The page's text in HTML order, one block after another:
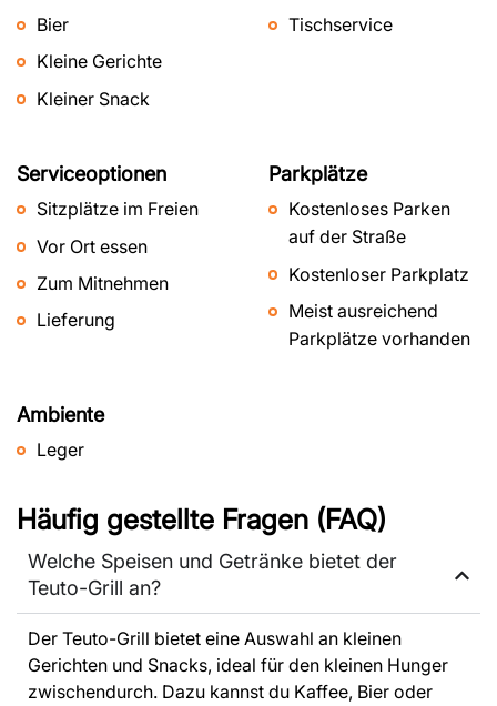
Bier
Kleine Gerichte
Kleiner Snack
Tischservice
Serviceoptionen
Sitzplätze im Freien
Vor Ort essen
Zum Mitnehmen
Lieferung
Parkplätze
Kostenloses Parken
auf der Straße
Kostenloser Parkplatz
Meist ausreichend
Parkplätze vorhanden
Ambiente
Leger
Häufig gestellte Fragen (FAQ)
Welche Speisen und Getränke bietet der
Teuto-Grill an?
Der Teuto-Grill bietet eine Auswahl an kleinen
Gerichten und Snacks, ideal für den kleinen Hunger
zwischendurch. Dazu kannst du Kaffee, Bier oder